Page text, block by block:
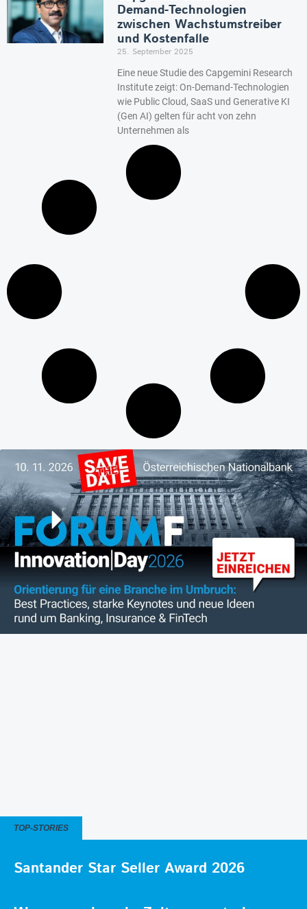
Demand-Technologien
zwischen Wachstumstreiber
und Kostenfalle
25. September 2025
Eine neue Studie des Capgemini Research
Institute zeigt: On-Demand-Technologien
wie Public Cloud, SaaS und Generative KI
(Gen AI) gelten für acht von zehn
Unternehmen als
TOP-STORIES
Santander Star Seller Award 2026